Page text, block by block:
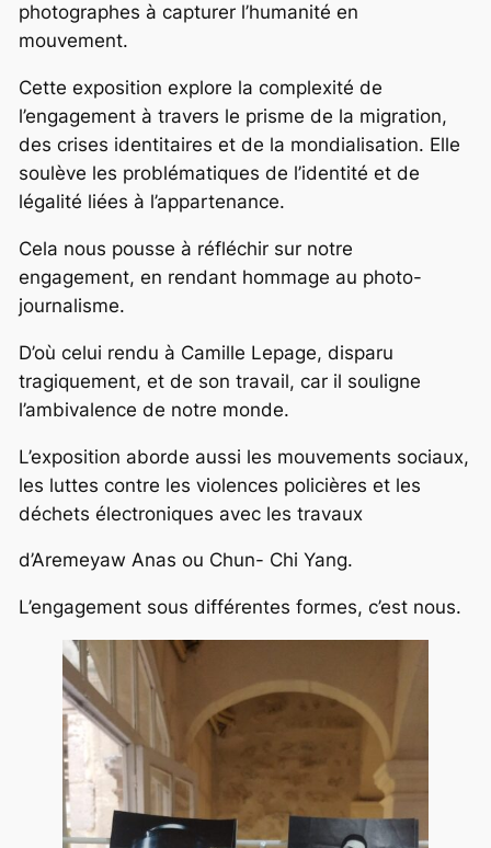
photographes à capturer l’humanité en
mouvement.
Cette exposition explore la complexité de
l’engagement à travers le prisme de la migration,
des crises identitaires et de la mondialisation. Elle
soulève les problématiques de l’identité et de
légalité liées à l’appartenance.
Cela nous pousse à réfléchir sur notre
engagement, en rendant hommage au photo-
journalisme.
D’où celui rendu à Camille Lepage, disparu
tragiquement, et de son travail, car il souligne
l’ambivalence de notre monde.
L’exposition aborde aussi les mouvements sociaux,
les luttes contre les violences policières et les
déchets électroniques avec les travaux
d’Aremeyaw Anas ou Chun- Chi Yang.
L’engagement sous différentes formes, c’est nous.